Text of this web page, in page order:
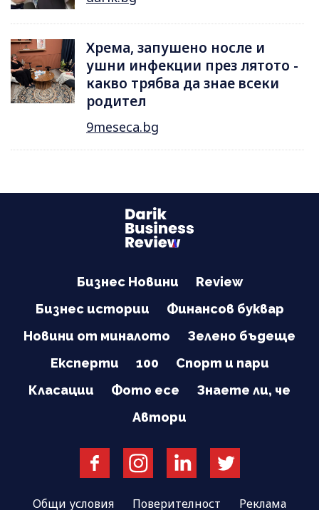
Хрема, запушено носле и
ушни инфекции през лятотo -
какво трябва да знае всеки
родител
9meseca.bg
Бизнес Новини
Review
Бизнес истории
Финансов буквар
Новини от миналото
Зелено бъдеще
Експерти
100
Спорт и пари
Класации
Фото есе
Знаете ли, че
Автори
Общи условия Поверителност Реклама